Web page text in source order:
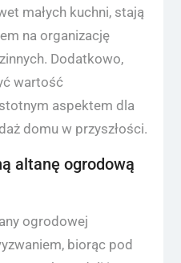
małych kuchni, stają
na organizację
Dodatkowo,
wartość
aspektem dla
domu w przyszłości.
altanę ogrodową
ogrodowej
biorąc pod